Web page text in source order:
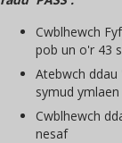
Cwblhewch
pob un o'r 43
Atebwch ddau
symud
Cwblhewch
nesaf